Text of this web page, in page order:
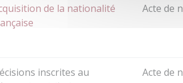
de la nationalité
Acte de
inscrites au
Acte de